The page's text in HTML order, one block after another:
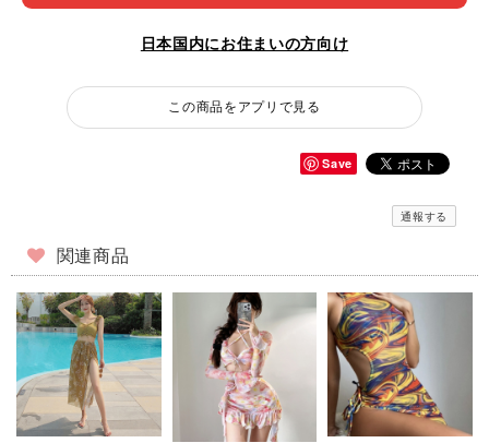
日本国内にお住まいの方向け
この商品をアプリで見る
Save
通報する
関連商品